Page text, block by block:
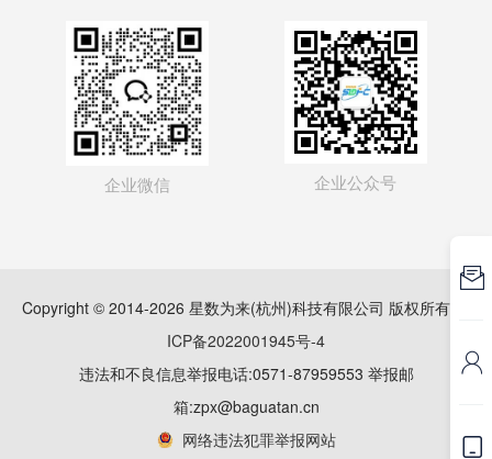
企业微信 企业公众号
Copyright © 2014-2026 星数为来(杭州)科技有限公司 版权所有
ICP备2022001945号-4
违法和不良信息举报电话:0571-87959553 举报邮
箱:zpx@baguatan.cn
网络违法犯罪举报网站


